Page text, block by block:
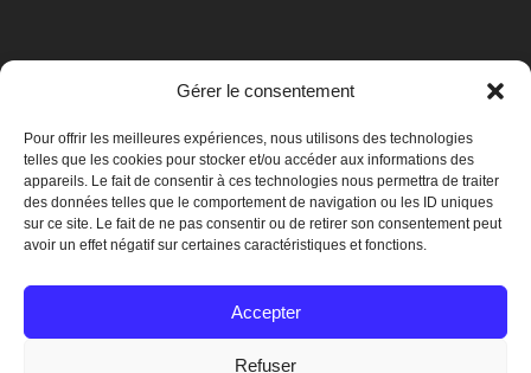
Gérer le consentement
Pour offrir les meilleures expériences, nous utilisons des technologies
telles que les cookies pour stocker et/ou accéder aux informations des
appareils. Le fait de consentir à ces technologies nous permettra de traiter
des données telles que le comportement de navigation ou les ID uniques
sur ce site. Le fait de ne pas consentir ou de retirer son consentement peut
avoir un effet négatif sur certaines caractéristiques et fonctions.
Accepter
Refuser
Mentions légales